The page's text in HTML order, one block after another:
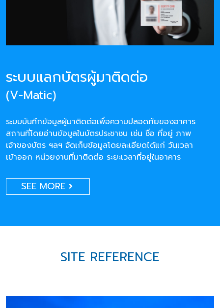
ระบบแลกบัตรผู้มาติดต่อ
(V-Matic)
ระบบบันทึกข้อมูลผู้มาติดต่อเพื่อความปลอดภัยของอาคาร
สถานที่โดยอ่านข้อมูลในบัตรประชาชน เช่น ชื่อ ที่อยู่ ภาพ
เจ้าของบัตร ฯลฯ จัดเก็บข้อมูลโดยละเอียดได้แก่ วันเวลา
เข้าออก หน่วยงานที่มาติดต่อ ระยะเวลาที่อยู่ในอาคาร
SEE MORE
SITE REFERENCE